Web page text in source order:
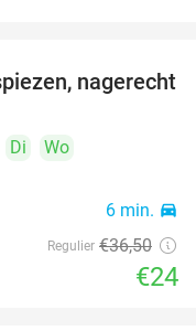
34%
nagerecht
Di
Wo
6 min. directions_car
Regulier €36,50
€24